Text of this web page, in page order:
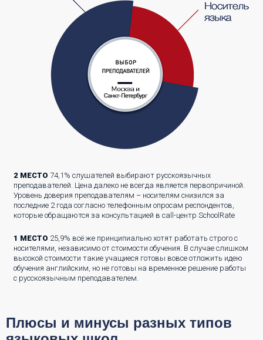
2 МЕСТО 74,1% слушателей выбирают русскоязычных
преподавателей. Цена далеко не всегда является первопричиной.
Уровень доверия преподавателям – носителям снизился за
последние 2 года согласно телефонным опросам респондентов,
которые обращаются за консультацией в call-центр SchoolRate
1 МЕСТО 25,9% всё же принципиально хотят работать строго с
носителями, независимо от стоимости обучения. В случае слишком
высокой стоимости такие учащиеся готовы вовсе отложить идею
обучения английским, но не готовы на временное решение работы
с русскоязычным преподавателем.
Плюсы и минусы разных типов